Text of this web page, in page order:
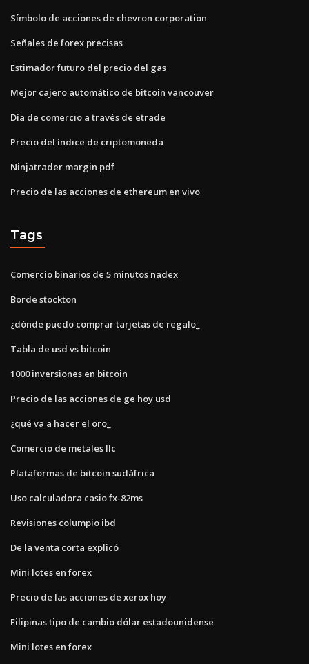
Símbolo de acciones de chevron corporation
Señales de forex precisas
Estimador futuro del precio del gas
Mejor cajero automático de bitcoin vancouver
Día de comercio a través de etrade
Precio del índice de criptomoneda
Ninjatrader margin pdf
Precio de las acciones de ethereum en vivo
Tags
Comercio binarios de 5 minutos nadex
Borde stockton
¿dónde puedo comprar tarjetas de regalo_
Tabla de usd vs bitcoin
1000 inversiones en bitcoin
Precio de las acciones de ge hoy usd
¿qué va a hacer el oro_
Comercio de metales llc
Plataformas de bitcoin sudáfrica
Uso calculadora casio fx-82ms
Revisiones columpio ibd
De la venta corta explicó
Mini lotes en forex
Precio de las acciones de xerox hoy
Filipinas tipo de cambio dólar estadounidense
Mini lotes en forex